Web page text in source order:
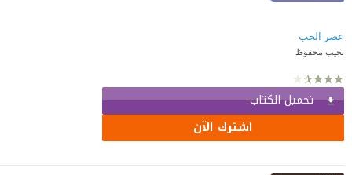
عصر الحب
نجيب محفوظ
تحميل الكتاب
اشترك الآن